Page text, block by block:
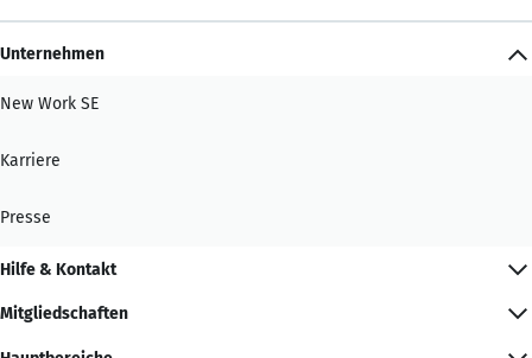
Unternehmen
New Work SE
Karriere
Presse
Hilfe & Kontakt
Mitgliedschaften